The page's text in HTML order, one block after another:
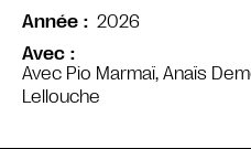
Avec
Avec Pio Marmaï, Anaïs
Lellouche
Année
2026